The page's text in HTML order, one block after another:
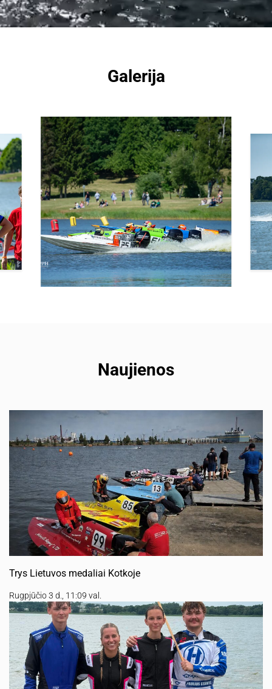
Galerija
Naujienos
Trys Lietuvos medaliai Kotkoje
Rugpjūčio 3 d., 11:09 val.